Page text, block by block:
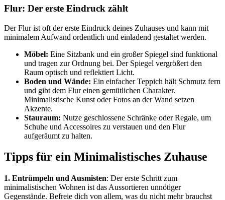
Flur: Der erste Eindruck zählt
Der Flur ist oft der erste Eindruck deines Zuhauses und kann mit
minimalem Aufwand ordentlich und einladend gestaltet werden.
Möbel: Eine Sitzbank und ein großer Spiegel sind funktional
und tragen zur Ordnung bei. Der Spiegel vergrößert den
Raum optisch und reflektiert Licht.
Boden und Wände: Ein einfacher Teppich hält Schmutz fern
und gibt dem Flur einen gemütlichen Charakter.
Minimalistische Kunst oder Fotos an der Wand setzen
Akzente.
Stauraum: Nutze geschlossene Schränke oder Regale, um
Schuhe und Accessoires zu verstauen und den Flur
aufgeräumt zu halten.
Tipps für ein Minimalistisches Zuhause
1. Entrümpeln und Ausmisten: Der erste Schritt zum
minimalistischen Wohnen ist das Aussortieren unnötiger
Gegenstände. Befreie dich von allem, was du nicht mehr brauchst